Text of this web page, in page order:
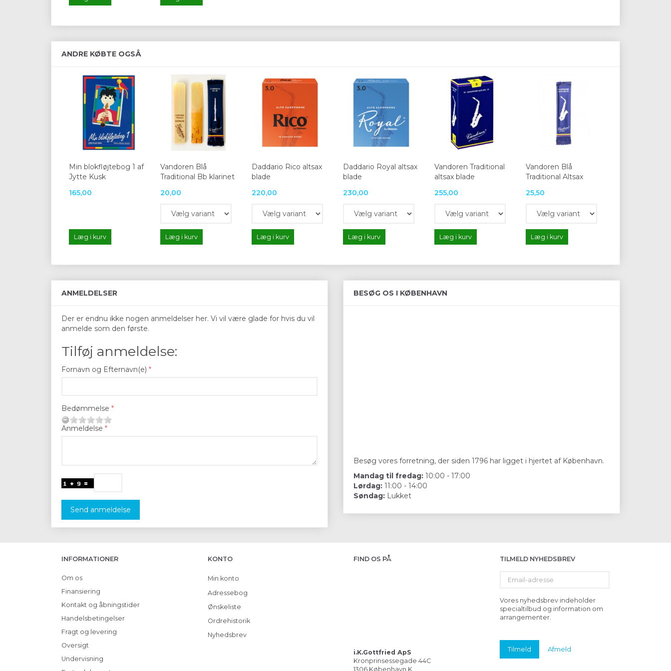
ANDRE KØBTE OGSÅ
Min blokfløjtebog 1 af
Jytte Kusk
165,00
Læg i kurv
Vandoren Blå
Traditional Bb klarinet
20,00
Læg i kurv
Daddario Rico altsax
blade
220,00
Læg i kurv
Daddario Royal altsax
blade
230,00
Læg i kurv
Vandoren Traditional
altsax blade
255,00
Læg i kurv
Vandoren Blå
Traditional Altsax
25,50
Læg i kurv
ANMELDELSER
Der er endnu ikke nogen anmeldelser her. Vi vil være glade for hvis du vil
anmelde som den første.
Tilføj anmeldelse:
Fornavn og Efternavn(e)
Bedømmelse
Anmeldelse
Send anmeldelse
BESØG OS I KØBENHAVN
Besøg vores forretning, der siden 1796 har ligget i hjertet af København.
Mandag til fredag: 10:00 - 17:00
Lørdag: 11:00 - 14:00
Søndag: Lukket
INFORMATIONER
Om os
Finansiering
Kontakt og åbningstider
Handelsbetingelser
Fragt og levering
Oversigt
Undervisning
KONTO
Min konto
Adressebog
Ønskeliste
Ordrehistorik
Nyhedsbrev
FIND OS PÅ
i.K.Gottfried ApS
Kronprinsessegade 44C
1306 København K
TILMELD NYHEDSBREV
adresse
Vores nyhedsbrev indeholder
specialtilbud og information om
arrangementer.
Tilmeld Afmeld